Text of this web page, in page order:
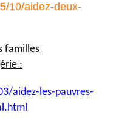
10/aidez-deux-
familles
:
aidez-les-pauvres-